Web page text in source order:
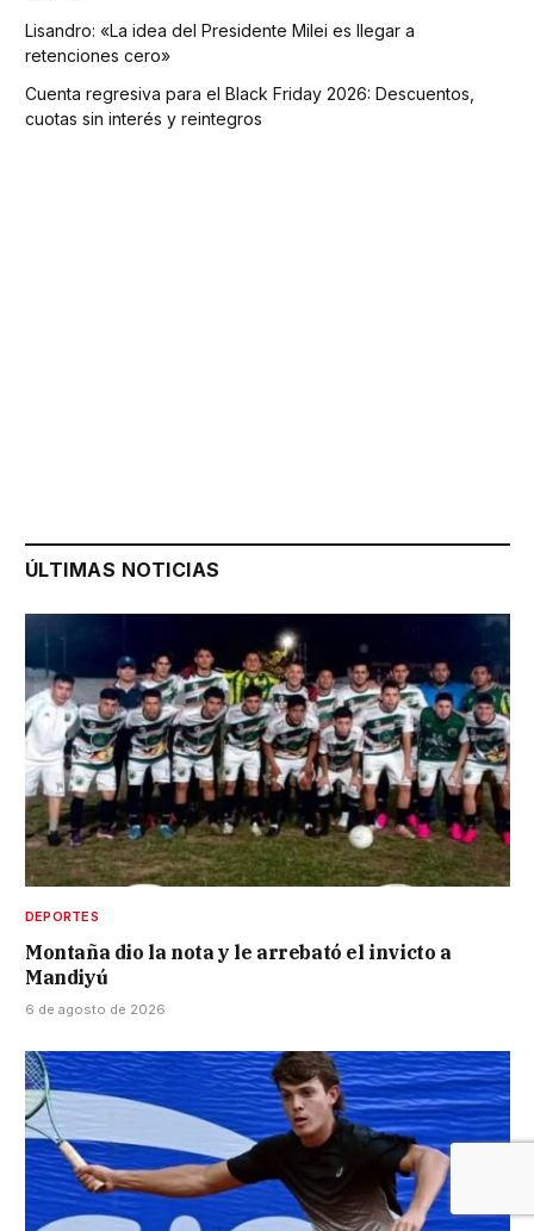
Lisandro: «La idea del Presidente Milei es llegar a
retenciones cero»
Cuenta regresiva para el Black Friday 2026: Descuentos,
cuotas sin interés y reintegros
ÚLTIMAS NOTICIAS
DEPORTES
Montaña dio la nota y le arrebató el invicto a
Mandiyú
6 de agosto de 2026